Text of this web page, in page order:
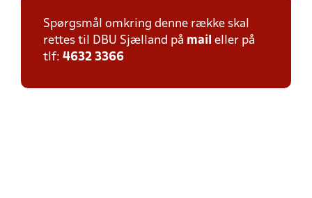
Spørgsmål omkring denne række skal
rettes til DBU Sjælland på mail eller på
tlf: 4632 3366